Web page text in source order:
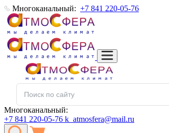
Многоканальный: +7 841 220-05-76
Многоканальный:
+7 841 220-05-76 k_atmosfera@mail.ru